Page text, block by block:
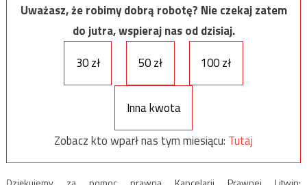
Uważasz, że robimy dobrą robotę? Nie czekaj zatem
do jutra, wspieraj nas od dzisiaj.
30 zł
50 zł 100 zł
Inna kwota
Zobacz kto wparł nas tym miesiącu: Tutaj